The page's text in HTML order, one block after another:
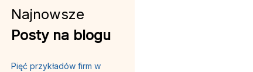
Najnowsze
Posty na blogu
Pięć przykładów firm w